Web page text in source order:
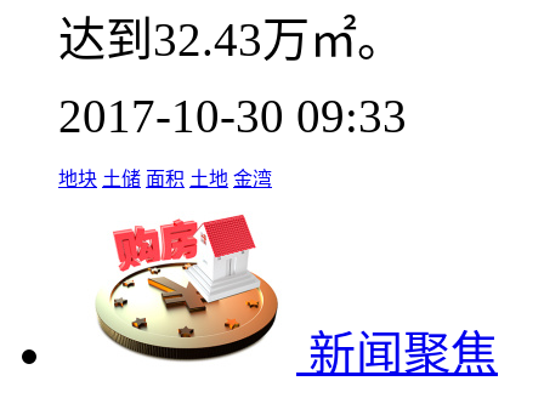
达到32.43万㎡。
2017-10-30 09:33
地块 土储 面积 土地 金湾
新闻聚焦